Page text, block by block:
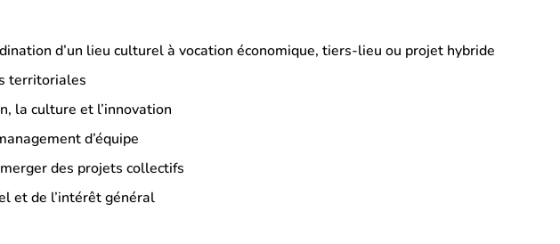
d’un lieu culturel à vocation économique, tiers-lieu ou projet hybride
territoriales
la culture et l’innovation
d’équipe
des projets collectifs
et de l’intérêt général